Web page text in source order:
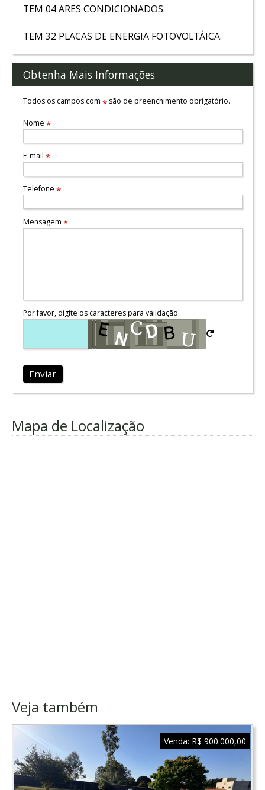
TEM 04 ARES CONDICIONADOS.
TEM 32 PLACAS DE ENERGIA FOTOVOLTÁICA.
Obtenha Mais Informações
Todos os campos com *são de preenchimento obrigatório.
Nome *
E-mail *
Telefone *
Mensagem *
Por favor, digite os caracteres para validação:
Enviar
Mapa de Localização
Veja também
Venda: R$ 900.000,00